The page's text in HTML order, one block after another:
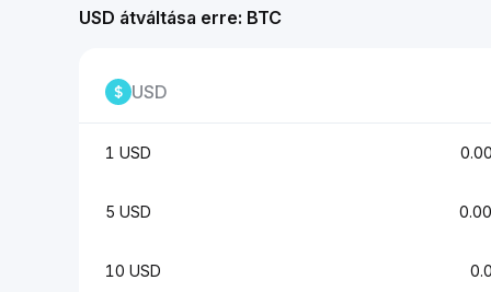
USD átváltása erre: BTC
USD
1 USD
5 USD
10 USD